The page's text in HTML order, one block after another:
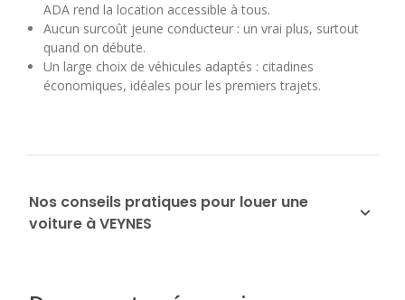
ADA rend la location accessible à tous.
Aucun surcoût jeune conducteur : un vrai plus, surtout
quand on débute.
Un large choix de véhicules adaptés : citadines
économiques, idéales pour les premiers trajets.
Nos conseils pratiques pour louer une
voiture à VEYNES